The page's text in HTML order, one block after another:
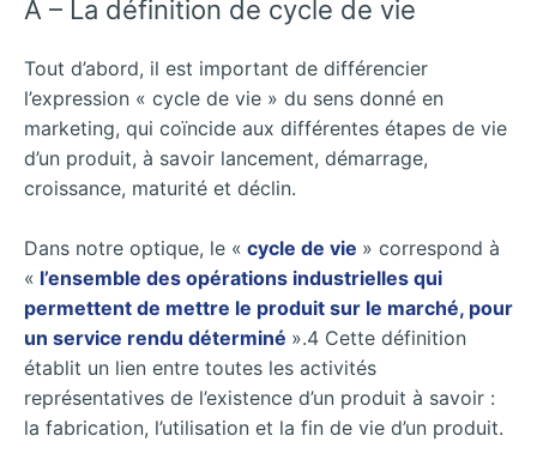
A – La définition de cycle de vie
Tout d’abord, il est important de différencier
l’expression « cycle de vie » du sens donné en
marketing, qui coïncide aux différentes étapes de vie
d’un produit, à savoir lancement, démarrage,
croissance, maturité et déclin.
Dans notre optique, le « cycle de vie » correspond à
« l’ensemble des opérations industrielles qui
permettent de mettre le produit sur le marché, pour
un service rendu déterminé ».4 Cette définition
établit un lien entre toutes les activités
représentatives de l’existence d’un produit à savoir :
la fabrication, l’utilisation et la fin de vie d’un produit.